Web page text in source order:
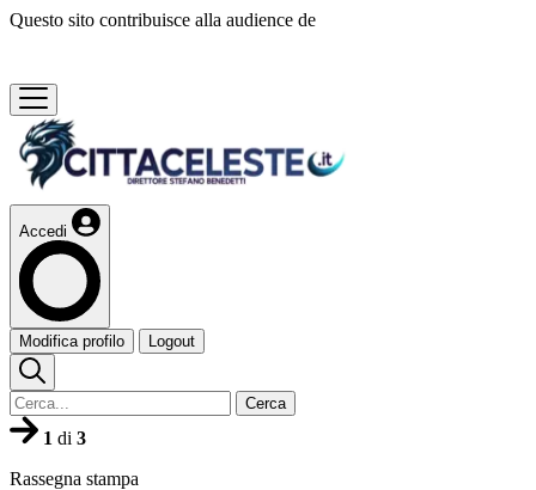
Questo sito contribuisce alla audience de
Accedi
Modifica profilo Logout
Cerca
1 di 3
Rassegna stampa